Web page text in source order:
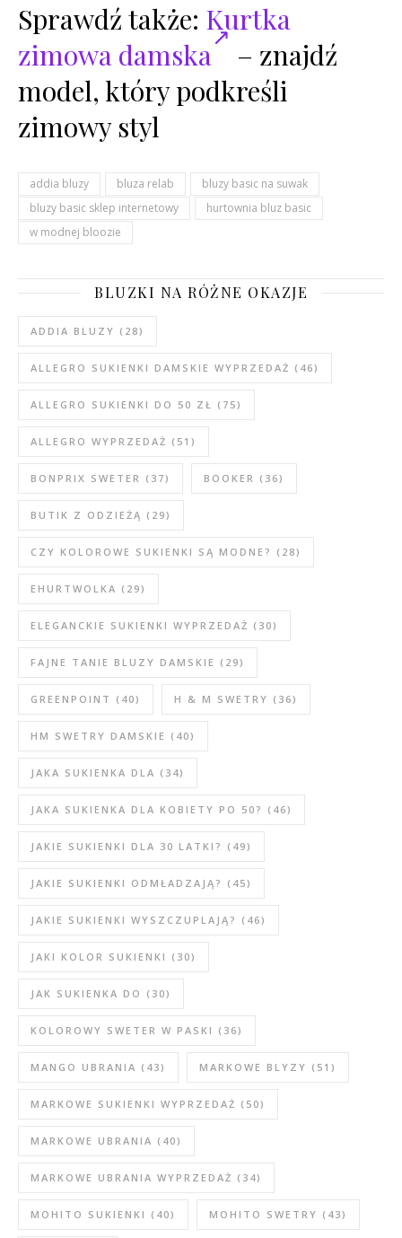
Sprawdź także: Kurtka
zimowa damska
– znajdź
model, który podkreśli
zimowy styl
addia bluzy bluza relab
bluzy basic na suwak
bluzy basic sklep internetowy
hurtownia bluz basic
w modnej bloozie
BLUZKI NA RÓŻNE OKAZJE
ADDIA BLUZY (28)
ALLEGRO SUKIENKI DAMSKIE WYPRZEDAŻ (46)
ALLEGRO SUKIENKI DO 50 ZŁ (75)
ALLEGRO WYPRZEDAŻ (51)
BONPRIX SWETER (37) BOOKER (36)
BUTIK Z ODZIEŻĄ (29)
CZY KOLOROWE SUKIENKI SĄ MODNE? (28)
EHURTWOLKA (29)
ELEGANCKIE SUKIENKI WYPRZEDAŻ (30)
FAJNE TANIE BLUZY DAMSKIE (29)
GREENPOINT (40) H & M SWETRY (36)
HM SWETRY DAMSKIE (40)
JAKA SUKIENKA DLA (34)
JAKA SUKIENKA DLA KOBIETY PO 50? (46)
JAKIE SUKIENKI DLA 30 LATKI? (49)
JAKIE SUKIENKI ODMŁADZAJĄ? (45)
JAKIE SUKIENKI WYSZCZUPLAJĄ? (46)
JAKI KOLOR SUKIENKI (30)
JAK SUKIENKA DO (30)
KOLOROWY SWETER W PASKI (36)
MANGO UBRANIA (43) MARKOWE BLYZY (51)
MARKOWE SUKIENKI WYPRZEDAŻ (50)
MARKOWE UBRANIA (40)
MARKOWE UBRANIA WYPRZEDAŻ (34)
MOHITO SUKIENKI (40) MOHITO SWETRY (43)